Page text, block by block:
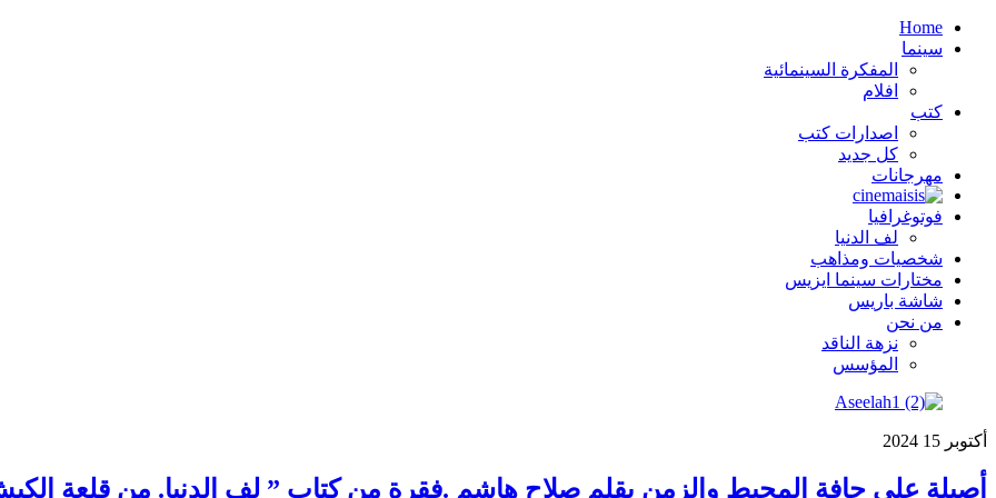
Home
سينما
المفكرة السينمائية
افلام
كتب
اصدارات كتب
كل جديد
مهرجانات
فوتوغرافيا
لف الدنيا
شخصيات ومذاهب
مختارات سينما ايزيس
شاشة باريس
من نحن
نزهة الناقد
المؤسس
أكتوبر 15
2024
أصيلة على حافة المحيط والزمن بقلم صلاح هاشم .فقرة من كتاب ” لف الدنيا. من قلعة